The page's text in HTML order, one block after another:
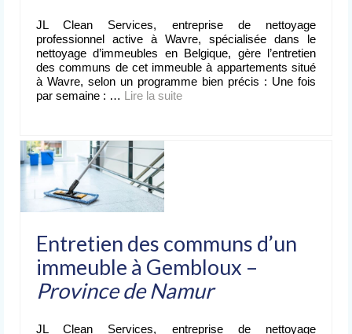
JL Clean Services, entreprise de nettoyage
professionnel active à Wavre, spécialisée dans le
nettoyage d’immeubles en Belgique, gère l’entretien
des communs de cet immeuble à appartements situé
à Wavre, selon un programme bien précis : Une fois
par semaine : … Lire la suite­­
Entretien des communs d’un
immeuble à Gembloux –
Province de Namur
JL Clean Services, entreprise de nettoyage